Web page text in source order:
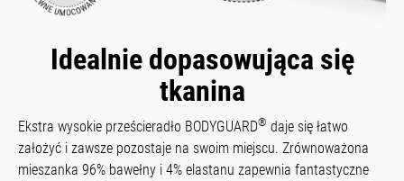
Idealnie dopasowująca się
tkanina
Ekstra wysokie prześcieradło BODYGUARD® daje się łatwo
założyć i zawsze pozostaje na swoim miejscu. Zrównoważona
mieszanka 96% bawełny i 4% elastanu zapewnia fantastyczne